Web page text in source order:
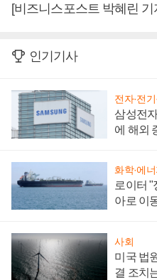
[비즈니스포스트 박혜린 기
인기기사
전자·전
삼성전
에 해외
화학·에너
로이터 "
아로 이
사회
미국 법
결 조치